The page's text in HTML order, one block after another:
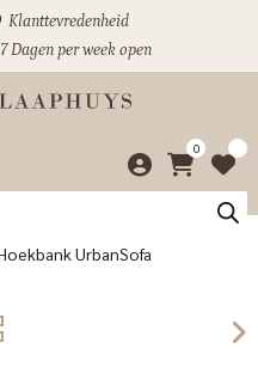
Klanttevredenheid
7 Dagen per week open
0
UrbanSofa